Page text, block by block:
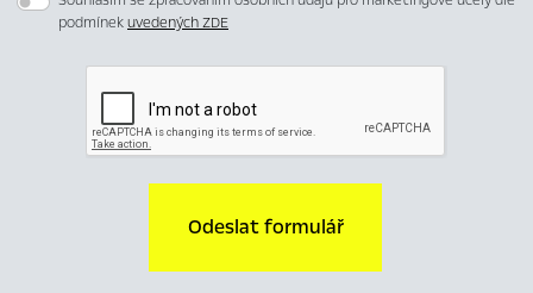
podmínekuvedených ZDE
Odeslat formulář